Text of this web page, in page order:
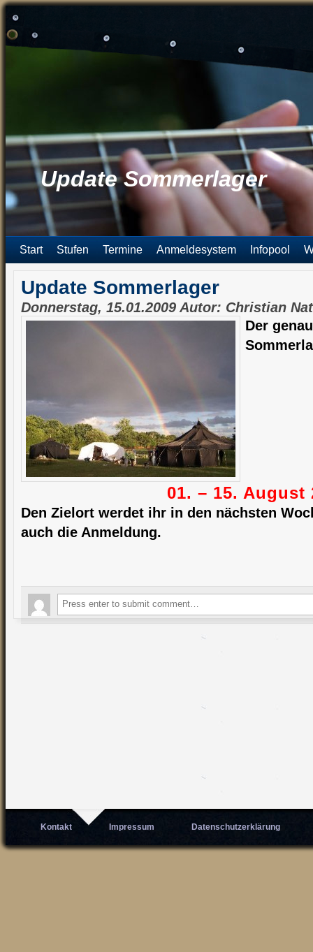
Update Sommerlager
Start Stufen Termine Anmeldesystem Infopool
Update Sommerlager
Donnerstag, 15.01.2009 Autor: Christian
Der
01. – 15. August
Den Zielort werdet ihr in den nächsten
auch die Anmeldung.
Kontakt Impressum Datenschutzerklärung